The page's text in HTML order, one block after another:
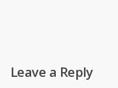
Leave a Reply